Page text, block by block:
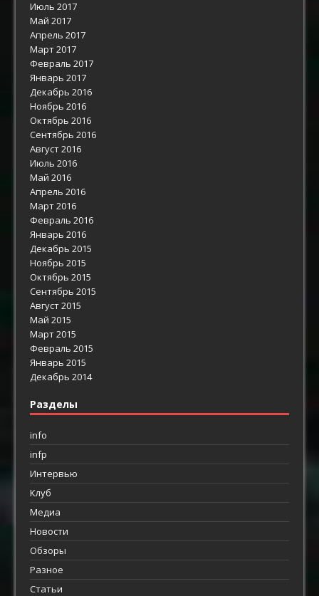
Июль 2017
Май 2017
Апрель 2017
Март 2017
Февраль 2017
Январь 2017
Декабрь 2016
Ноябрь 2016
Октябрь 2016
Сентябрь 2016
Август 2016
Июль 2016
Май 2016
Апрель 2016
Март 2016
Февраль 2016
Январь 2016
Декабрь 2015
Ноябрь 2015
Октябрь 2015
Сентябрь 2015
Август 2015
Май 2015
Март 2015
Февраль 2015
Январь 2015
Декабрь 2014
Разделы
info
infp
Интервью
Клуб
Медиа
Новости
Обзоры
Разное
Статьи